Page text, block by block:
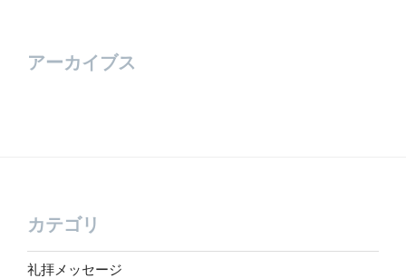
アーカイブス
カテゴリ
礼拝メッセージ